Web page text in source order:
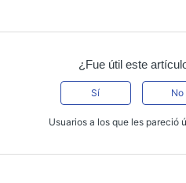
¿Fue útil este
Sí No
Usuarios a los que les pareció